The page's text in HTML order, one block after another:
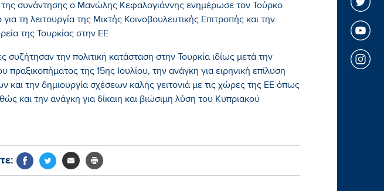
της συνάντησης ο Μανώλης Κεφαλογιάννης ενημέρωσε τον Τούρκο
τη λειτουργία της Μικτής Κοινοβουλευτικής Επιτροπής και την
της Τουρκίας στην ΕΕ.
συζήτησαν την πολιτική κατάσταση στην Τουρκία ιδίως μετά την
πραξικοπήματος της 15ης Ιουλίου, την ανάγκη για ειρηνική επίλυση
και την δημιουργία σχέσεων καλής γειτονιά με τις χώρες της ΕΕ όπως
και την ανάγκη για δίκαιη και βιώσιμη λύση του Κυπριακού